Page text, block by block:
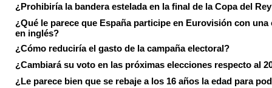
¿Prohibiría la bandera estelada en la final de la Copa del
¿Qué le parece que España participe en Eurovisión con una
en inglés?
¿Cómo reduciría el gasto de la campaña electoral?
¿Cambiará su voto en las próximas elecciones respecto al
¿Le parece bien que se rebaje a los 16 años la edad para